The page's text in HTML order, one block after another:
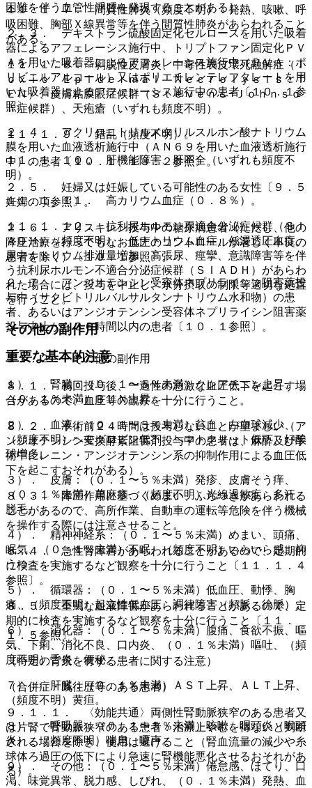
困難を伴う血管性浮腫を発現することがある］。
２．３． デキストラン硫酸固定化セルロースを用いた吸着
器によるアフェレーシス施行中、トリプトファン固定化ＰＶ
Ａを用いた吸着器によるアフェレーシス施行中（ＰＶＡ：ポ
リビニルアルコール）又はポリエチレンテレフタレートを用
いた吸着器によるアフェレーシス施行中の患者〔１０．１参
照〕。
２．４． アクリロニトリルメタリルスルホン酸ナトリウム
膜を用いた血液透析施行中（ＡＮ６９を用いた血液透析施行
中）の患者〔１０．１、１３．２参照〕。
２．５． 妊婦又は妊娠している可能性のある女性〔９．５
妊婦の項参照〕。
２．６． アリスキレン投与中の糖尿病患者（ただし、他の
降圧治療を行ってもなお血圧のコントロールが著しく不良の
患者を除く）〔１０．１参照〕。
２．７． アンジオテンシン受容体ネプリライシン阻害薬投
与中（サクビトリルバルサルタンナトリウム水和物）の患
者、あるいはアンジオテンシン受容体ネプリライシン阻害薬
投与中止から３６時間以内の患者〔１０．１参照〕。
重要な基本的注意
８．１． 初回投与後、一過性の急激な血圧低下を起こす場
合があるので、血圧等の観察を十分に行うこと。
８．２． 手術前２４時間は投与しないことが望ましい（ア
ンジオテンシン変換酵素阻害剤投与中の患者は、麻酔及び手
術中にレニン・アンジオテンシン系の抑制作用による血圧低
下を起こすおそれがある）。
８．３． 降圧作用に基づくめまい、ふらつきがあらわれる
ことがあるので、高所作業、自動車の運転等危険を伴う機械
を操作する際には注意させること。
８．４． 急性腎障害があらわれることがあるので、定期的
に検査を実施するなど観察を十分に行うこと〔１１．１．４
参照〕。
８．５． 重篤な血液障害があらわれることがあるので、定
期的に検査を実施するなど観察を十分に行うこと〔１１．
１．５参照〕。
（特定の背景を有する患者に関する注意）
（合併症・既往歴等のある患者）
９．１．１． 〈効能共通〉両側性腎動脈狭窄のある患者又
は片腎で腎動脈狭窄のある患者：治療上やむを得ないと判断
される場合を除き、使用は避けること（腎血流量の減少や糸
球体ろ過圧の低下により急速に腎機能悪化させるおそれがあ
る）。
１１．１．７． 間質性肺炎（頻度不明）：発熱、咳嗽、呼
吸困難、胸部Ｘ線異常等を伴う間質性肺炎があらわれること
がある。
１１．１．８． 剥脱性皮膚炎、中毒性表皮壊死融解症（Ｔ
ｏｘｉｃ Ｅｐｉｄｅｒｍａｌ Ｎｅｃｒｏｌｙｓｉｓ：Ｔ
ＥＮ）、皮膚粘膜眼症候群（Ｓｔｅｖｅｎｓ−Ｊｏｈｎｓｏ
ｎ症候群）、天疱瘡（いずれも頻度不明）。
１１．１．９． 錯乱（頻度不明）。
１１．１．１０． 肝機能障害、肝不全（いずれも頻度不
明）。
１１．１．１１． 高カリウム血症（０．８％）。
１１．１．１２． 抗利尿ホルモン不適合分泌症候群（ＳＩ
ＡＤＨ）（頻度不明）：低ナトリウム血症、低浸透圧血症、
尿中ナトリウム排泄量増加、高張尿、痙攣、意識障害等を伴
う抗利尿ホルモン不適合分泌症候群（ＳＩＡＤＨ）があらわ
れた場合には、投与を中止し、水分摂取の制限等適切な処置
を行うこと。
その他の副作用
１１．２． その他の副作用
１）． 腎臓：（０．１〜５％未満）クレアチニン上昇、
（０．１％未満）ＢＵＮ上昇。
２）． 血液：（０．１〜５％未満）貧血、白血球減少、
（頻度不明）ヘモグロビン低下、ヘマトクリット低下、好酸
球増多。
３）． 皮膚：（０．１〜５％未満）発疹、皮膚そう痒、
（０．１％未満）蕁麻疹、（頻度不明）光線過敏症、多汗、
脱毛。
４）． 精神神経系：（０．１〜５％未満）めまい、頭痛、
眠気、（０．１％未満）不眠、（頻度不明）いらいら感、抑
うつ。
５）． 循環器：（０．１〜５％未満）低血圧、動悸、胸
痛、（頻度不明）起立性低血圧、調律障害（頻脈、徐脈）。
６）． 消化器：（０．１〜５％未満）腹痛、食欲不振、嘔
気、下痢、消化不良、口内炎、（０．１％未満）嘔吐、（頻
度不明）舌炎、便秘。
７）． 肝臓：（０．１％未満）ＡＳＴ上昇、ＡＬＴ上昇、
（頻度不明）黄疸。
８）． 呼吸器：（０．１〜５％未満）咳嗽、咽頭炎（喉頭
炎）、（頻度不明）喘息、嗄声。
９）． その他：（０．１〜５％未満）倦怠感、ほてり、口
渇、味覚異常、脱力感、しびれ、（０．１％未満）発熱、血